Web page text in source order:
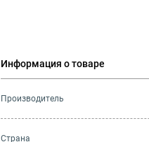
Информация о товаре
Производитель
Страна